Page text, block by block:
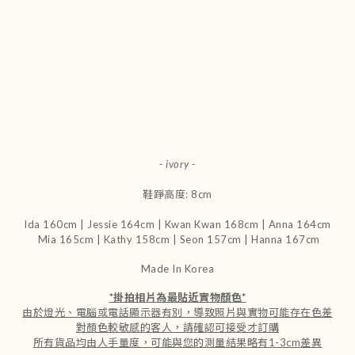
- ivory-
鞋踭高度: 8cm
Ida 160cm | Jessie 164cm
Kwan Kwan 168cm | Anna 164cm
Mia 165cm | Kathy 158cm | Seon 157cm | Hanna 167cm
Made In Korea
*掛拍相片為最貼近實物顏色*
由於燈光、電腦或電話顯示器有別，導致照片與實物可能存在色差
對顏色較敏感的客人，請確認可接受才訂購
所有貨品均由人手量度，可能與您的測量結果略有1-3cm差異